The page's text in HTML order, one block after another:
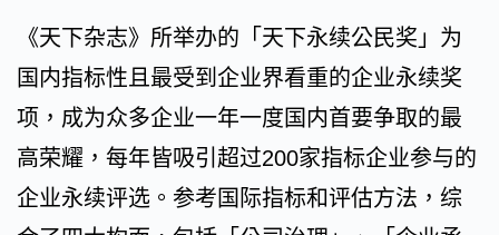
《天下杂志》所举办的「天下永续公民奖」为
国内指标性且最受到企业界看重的企业永续奖
项，成为众多企业一年一度国内首要争取的最
高荣耀，每年皆吸引超过200家指标企业参与的
企业永续评选。参考国际指标和评估方法，综